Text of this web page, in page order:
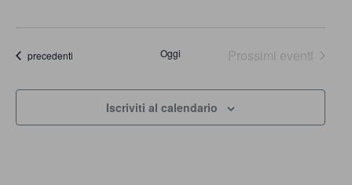
Eventi
precedenti Oggi Prossimi eventi
Iscriviti al calendario